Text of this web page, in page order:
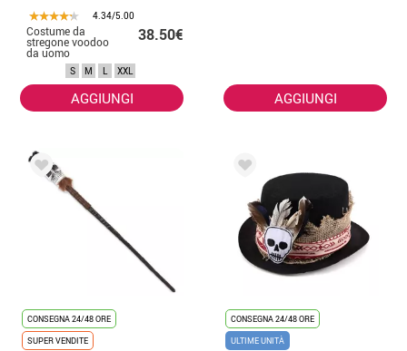
4.34/5.00
Costume da
stregone voodoo
da uomo
38.50€
S M L XXL
AGGIUNGI AGGIUNGI
CONSEGNA 24/48 ORE
SUPER VENDITE
CONSEGNA 24/48 ORE
ULTIME UNITÀ